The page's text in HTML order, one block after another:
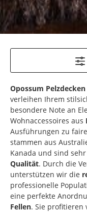
Opossum Pelzdecken
verleihen Ihrem
besondere Note an
Wohnaccessoires aus
Ausführungen zu
stammen aus
Kanada und sind
Qualität. Durch die
unterstützen wir die
professionelle
eine perfekte
Fellen. Sie profitieren